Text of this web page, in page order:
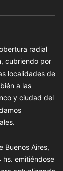
radial
cubriendo por
localidades de
a las
y ciudad del
Buenos Aires,
emitiéndose